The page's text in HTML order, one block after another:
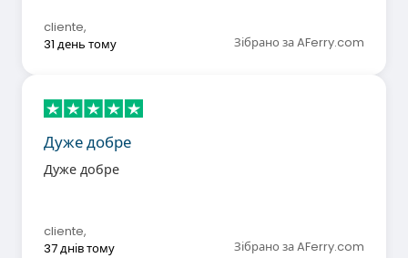
cliente,
31 день тому
Зібрано за AFerry.com
Дуже добре
Дуже добре
cliente,
37 днів тому
Зібрано за AFerry.com